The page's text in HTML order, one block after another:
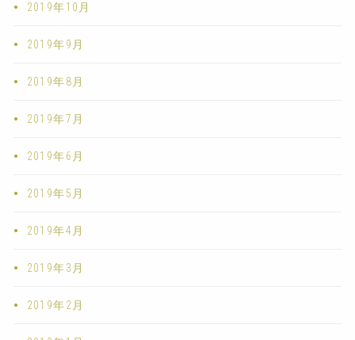
2019年10月
2019年9月
2019年8月
2019年7月
2019年6月
2019年5月
2019年4月
2019年3月
2019年2月